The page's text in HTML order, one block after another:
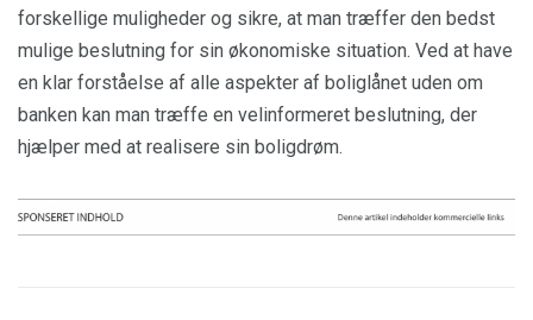
forskellige muligheder og sikre, at man træffer den bedst
mulige beslutning for sin økonomiske situation. Ved at have
en klar forståelse af alle aspekter af boliglånet uden om
banken kan man træffe en velinformeret beslutning, der
hjælper med at realisere sin boligdrøm.